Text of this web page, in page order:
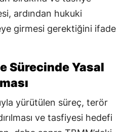
ardından hukuki
girmesi gerektiğini ifade
Sürecinde Yasal
yürütülen süreç, terör
ve tasfiyesi hedefi